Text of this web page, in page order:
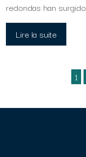
redondas han
Lire la suite
1